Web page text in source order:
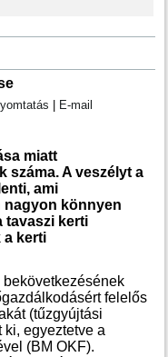
E-mail
miatt
száma. A veszélyt a
ami
nagyon könnyen
tavaszi kerti
a kerti
felelős
(tűzgyújtási
ki, egyeztetve a
(BM OKF).